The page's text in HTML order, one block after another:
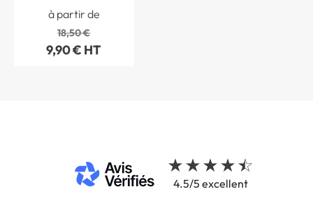
à partir de
18,50 €
9,90 € HT
4.5/5 excellent